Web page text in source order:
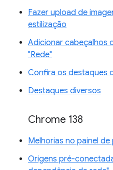
Fazer upload de
estilização
Adicionar cabeçalhos
"Rede"
Confira os destaques
Destaques diversos
Chrome 138
Melhorias no painel
Origens pré-